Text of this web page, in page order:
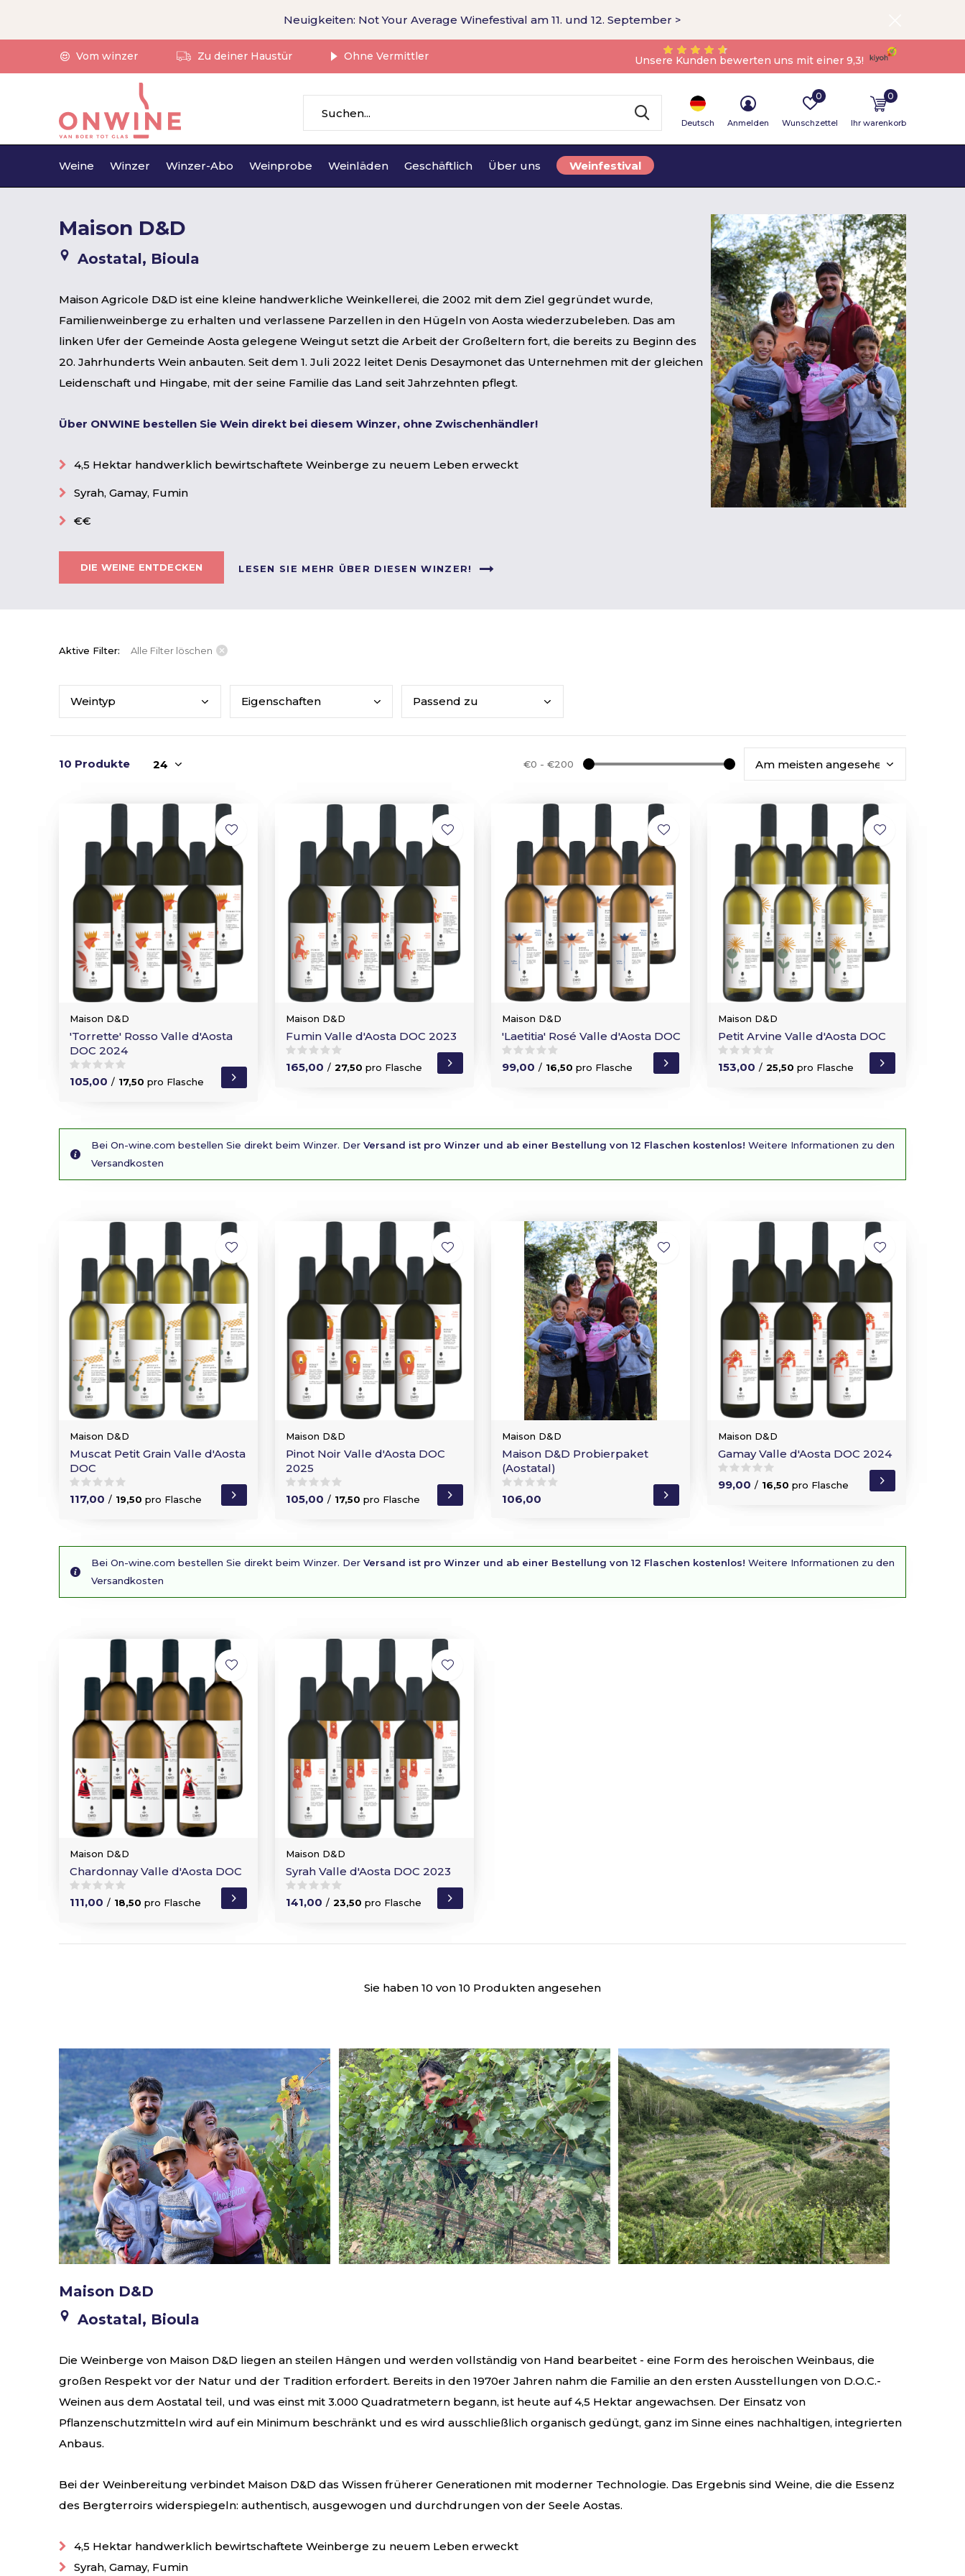
Weine Winzer Winzer-Abo Weinprobe Weinläden Geschäftlich Über uns Weinfestival
Deutsch Anmelden Wunschzettel
0
Ihr warenkorb
0
Vom winzer Zu deiner Haustür Ohne Vermittler Unsere Kunden bewerten uns mit einer 9,3!
Neuigkeiten: Not Your Average Winefestival am 11. und 12. September >
Maison D&D
Aostatal, Bioula
Maison Agricole D&D ist eine kleine handwerkliche Weinkellerei, die 2002 mit dem Ziel gegründet wurde,
Familienweinberge zu erhalten und verlassene Parzellen in den Hügeln von Aosta wiederzubeleben. Das am
linken Ufer der Gemeinde Aosta gelegene Weingut setzt die Arbeit der Großeltern fort, die bereits zu Beginn des
20. Jahrhunderts Wein anbauten. Seit dem 1. Juli 2022 leitet Denis Desaymonet das Unternehmen mit der gleichen
Leidenschaft und Hingabe, mit der seine Familie das Land seit Jahrzehnten pflegt.
Über ONWINE bestellen Sie Wein direkt bei diesem Winzer, ohne Zwischenhändler!
4,5 Hektar handwerklich bewirtschaftete Weinberge zu neuem Leben erweckt
Syrah, Gamay, Fumin
€€
DIE WEINE ENTDECKEN LESEN SIE MEHR ÜBER DIESEN WINZER!
Aktive Filter: Alle Filter löschen
Weintyp Eigenschaften Passend zu
10 Produkte €0 - €200
Maison D&D
'Torrette' Rosso Valle d'Aosta
DOC 2024
105,00 / 17,50 pro Flasche
Maison D&D
Fumin Valle d'Aosta DOC 2023
165,00 / 27,50 pro Flasche
Maison D&D
'Laetitia' Rosé Valle d'Aosta DOC
99,00 / 16,50 pro Flasche
Maison D&D
Petit Arvine Valle d'Aosta DOC
153,00 / 25,50 pro Flasche
Bei On-wine.com bestellen Sie direkt beim Winzer. Der Versand ist pro Winzer und ab einer Bestellung von 12 Flaschen kostenlos! Weitere Informationen zu den
Versandkosten
Maison D&D
Muscat Petit Grain Valle d'Aosta
DOC
117,00 / 19,50 pro Flasche
Maison D&D
Pinot Noir Valle d'Aosta DOC
2025
105,00 / 17,50 pro Flasche
Maison D&D
Maison D&D Probierpaket
(Aostatal)
106,00
Maison D&D
Gamay Valle d'Aosta DOC 2024
99,00 / 16,50 pro Flasche
Bei On-wine.com bestellen Sie direkt beim Winzer. Der Versand ist pro Winzer und ab einer Bestellung von 12 Flaschen kostenlos! Weitere Informationen zu den
Versandkosten
Maison D&D
Chardonnay Valle d'Aosta DOC
111,00 / 18,50 pro Flasche
Maison D&D
Syrah Valle d'Aosta DOC 2023
141,00 / 23,50 pro Flasche
Sie haben 10 von 10 Produkten angesehen
Maison D&D
Aostatal, Bioula
Die Weinberge von Maison D&D liegen an steilen Hängen und werden vollständig von Hand bearbeitet - eine Form des heroischen Weinbaus, die
großen Respekt vor der Natur und der Tradition erfordert. Bereits in den 1970er Jahren nahm die Familie an den ersten Ausstellungen von D.O.C.-
Weinen aus dem Aostatal teil, und was einst mit 3.000 Quadratmetern begann, ist heute auf 4,5 Hektar angewachsen. Der Einsatz von
Pflanzenschutzmitteln wird auf ein Minimum beschränkt und es wird ausschließlich organisch gedüngt, ganz im Sinne eines nachhaltigen, integrierten
Anbaus.
Bei der Weinbereitung verbindet Maison D&D das Wissen früherer Generationen mit moderner Technologie. Das Ergebnis sind Weine, die die Essenz
des Bergterroirs widerspiegeln: authentisch, ausgewogen und durchdrungen von der Seele Aostas.
4,5 Hektar handwerklich bewirtschaftete Weinberge zu neuem Leben erweckt
Syrah, Gamay, Fumin